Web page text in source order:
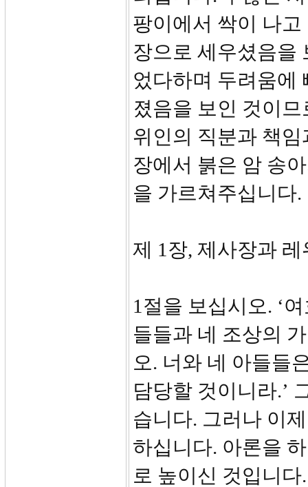
팡이에서 싹이 나
장으로 세우셨음을
었다하며 두려움에
졌음을 보인 것이
위인의 직분과 책
장에서 붉은 암 송
을 가르쳐주십니다.
제 1장, 제사장과
1절을 보십시오. ‘
들들과 네 조상의
오. 너와 네 아들들
담당할 것이니라.’
습니다. 그러나 이
하십니다. 아론을
로 높이신 것입니